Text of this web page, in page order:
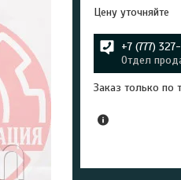
Цену уточняйте
+7 (777)
Отдел
Заказ только по